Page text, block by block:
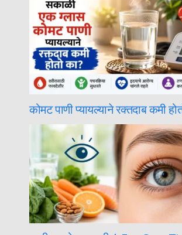
कोमट पाणी प्यायल्याने रक्तदाब कमी